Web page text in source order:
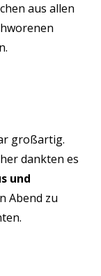
aus allen
großartig.
dankten es
und
Abend zu